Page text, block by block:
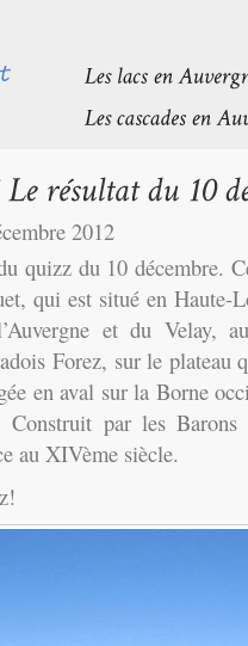
2012
quizz du 10 décembre.
qui est situé en Haute-
et du Velay,
Forez, sur le plateau
en aval sur la Borne
Construit par les
au XIVème siècle.